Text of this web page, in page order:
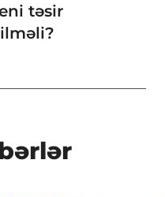
təsir